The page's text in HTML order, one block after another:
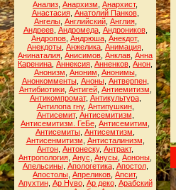
Анализ Анархизм Анархист,
Анастасия, Анатолий Панков,
Ангелы, Английский, Англия,
Андреев, Андромеда, Андроников,
Андропов Андрюша Анекдот,
Анекдоты Анжелика Анимация
Анинаталия Анисимов Анклав Анна
Каренина Аннексия Анненков Анон
Анонизм Аноним Анонимы,
Анонкомменты, Аноны, Антверпен,
Антибиотики, Антигей, Антиемитизм
Антикомпромат, Антикультура,
Антилопа гну, Антипушкин,
Антисемит, Антисемитизм
Антисемитизм. ГеБе Антисемитим
Антисемиты Антисемтизм
Антисенмитизм Антисталинизм
Антон Антонеску, Антракт,
Антропология Анус Анусы Аононы
Апельсины, Апологетика, Апостол,
Апостолы Апреликов Апсит,
Апухтин, Ар Нуво, Ар деко, Арабский